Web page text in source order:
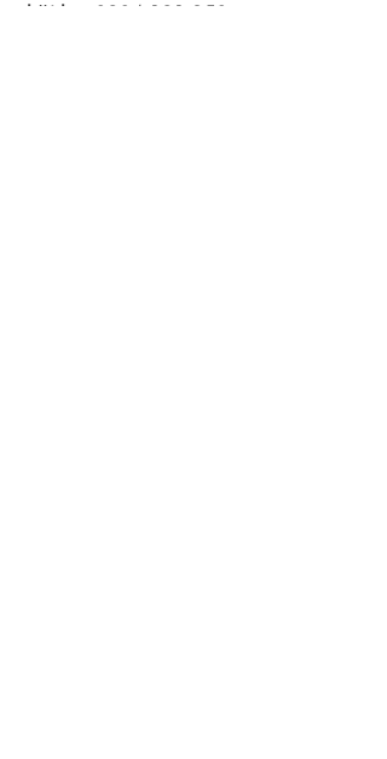
tel.číslo:
0904 191 250